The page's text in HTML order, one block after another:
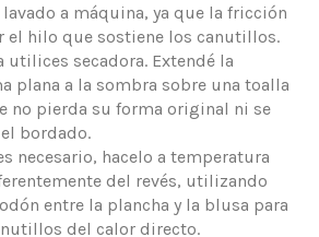
a máquina, ya que la fricción
el hilo que sostiene los canutillos.
utilices secadora. Extendé la
plana a la sombra sobre una toalla
no pierda su forma original ni se
bordado.
necesario, hacelo a temperatura
del revés, utilizando
entre la plancha y la blusa para
del calor directo.